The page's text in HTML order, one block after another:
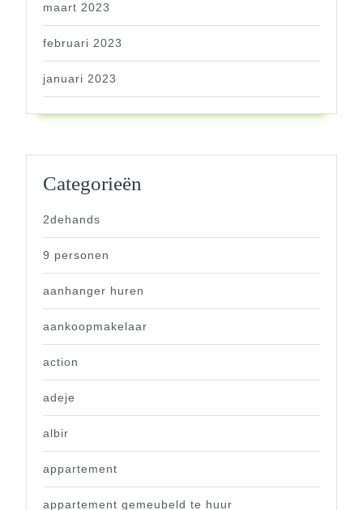
maart 2023
februari 2023
januari 2023
Categorieën
2dehands
9 personen
aanhanger huren
aankoopmakelaar
action
adeje
albir
appartement
appartement gemeubeld te huur